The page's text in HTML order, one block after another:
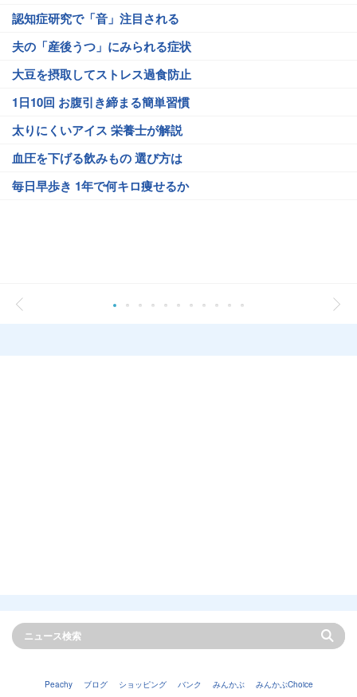
認知症研究で「音」注目される
夫の「産後うつ」にみられる症状
大豆を摂取してストレス過食防止
1日10回 お腹引き締まる簡単習慣
太りにくいアイス 栄養士が解説
血圧を下げる飲みもの 選び方は
毎日早歩き 1年で何キロ痩せるか
Peachy ブログ ショッピング バンク みんかぶ みんかぶChoice